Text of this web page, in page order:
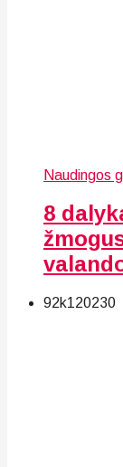
Naudingos
8
92k120230